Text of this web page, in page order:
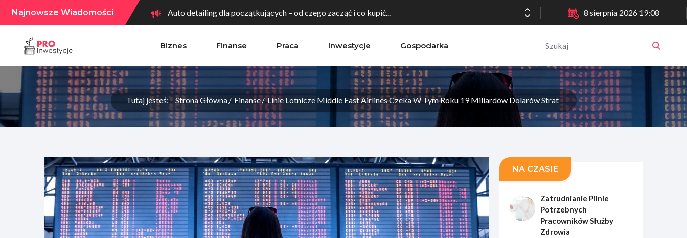
Najnowsze Wiadomości Auto detailing dla początkujących – od czego zacząć i co kupić...
Jak przygotować firmę do ekspansji na rynki zagraniczne? Rola...
Ekspansja terytorialna firmy - jak wybrać region o najwyższym...
8 sierpnia 2026 19:08
Biznes Finanse Praca Inwestycje Gospodarka
Tutaj jesteś: Strona Główna Finanse Linie Lotnicze Middle East Airlines Czeka W Tym Roku 19 Miliardów Dolarów Strat
NA CZASIE
Zatrudnianie Pilnie
Potrzebnych
Pracowników Służby
Zdrowia